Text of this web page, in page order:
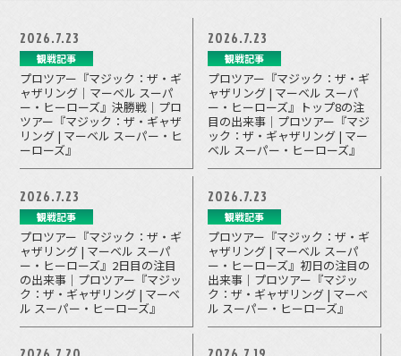
2026.7.23
観戦記事
プロツアー『マジック：ザ・ギ
ャザリング｜マーベル スーパ
ー・ヒーローズ』決勝戦｜プロ
ツアー『マジック：ザ・ギャザ
リング | マーベル スーパー・ヒ
ーローズ』
2026.7.23
観戦記事
プロツアー『マジック：ザ・ギ
ャザリング | マーベル スーパ
ー・ヒーローズ』トップ8の注
目の出来事｜プロツアー『マジ
ック：ザ・ギャザリング | マー
ベル スーパー・ヒーローズ』
2026.7.23
観戦記事
プロツアー『マジック：ザ・ギ
ャザリング | マーベル スーパ
ー・ヒーローズ』2日目の注目
の出来事｜プロツアー『マジッ
ク：ザ・ギャザリング | マーベ
ル スーパー・ヒーローズ』
2026.7.23
観戦記事
プロツアー『マジック：ザ・ギ
ャザリング | マーベル スーパ
ー・ヒーローズ』初日の注目の
出来事｜プロツアー『マジッ
ク：ザ・ギャザリング | マーベ
ル スーパー・ヒーローズ』